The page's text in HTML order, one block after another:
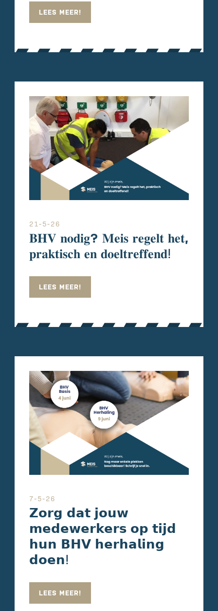
LEES MEER!
21-5-26
𝐁𝐇𝐕 𝐧𝐨𝐝𝐢𝐠? 𝐌𝐞𝐢𝐬 𝐫𝐞𝐠𝐞𝐥𝐭 𝐡𝐞𝐭,
𝐩𝐫𝐚𝐤𝐭𝐢𝐬𝐜𝐡 𝐞𝐧 𝐝𝐨𝐞𝐥𝐭𝐫𝐞𝐟𝐟𝐞𝐧𝐝ⵑ
LEES MEER!
7-5-26
𝗭𝗼𝗿𝗴 𝗱𝗮𝘁 𝗷𝗼𝘂𝘄
𝗺𝗲𝗱𝗲𝘄𝗲𝗿𝗸𝗲𝗿𝘀 𝗼𝗽 𝘁𝗶𝗷𝗱
𝗵𝘂𝗻 𝗕𝗛𝗩 𝗵𝗲𝗿𝗵𝗮𝗹𝗶𝗻𝗴
𝗱𝗼𝗲𝗻ⵑ
LEES MEER!